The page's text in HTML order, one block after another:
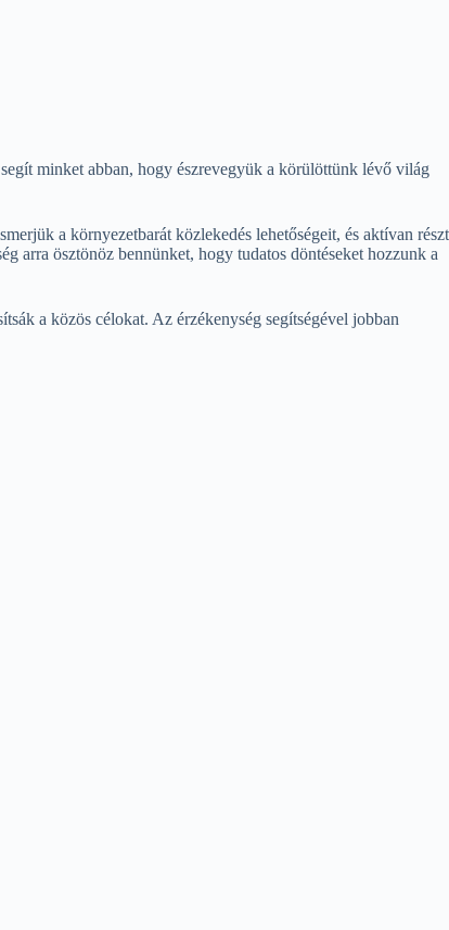
minket abban, hogy észrevegyük a körülöttünk lévő világ
a környezetbarát közlekedés lehetőségeit, és aktívan részt
arra ösztönöz bennünket, hogy tudatos döntéseket hozzunk a
a közös célokat. Az érzékenység segítségével jobban